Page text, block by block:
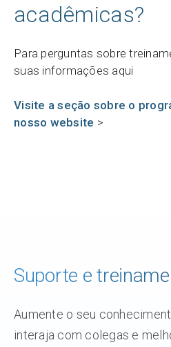
acadêmicas?
Para perguntas sobre
suas informações aqui
Visite a seção sobre o
nosso website >
Suporte e
Aumente o seu
interaja com colegas e